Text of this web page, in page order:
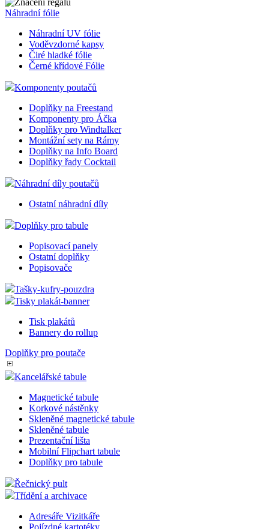
Náhradní fólie
Náhradní UV fólie
Voděvzdorné kapsy
Čiré hladké fólie
Černé křídové Fólie
Komponenty poutačů
Doplňky na Freestand
Komponenty pro Áčka
Doplňky pro Windtalker
Montážní sety na Rámy
Doplňky na Info Board
Doplňky řady Cocktail
Náhradní díly poutačů
Ostatní náhradní díly
Doplňky pro tabule
Popisovací panely
Ostatní doplňky
Popisovače
Tašky-kufry-pouzdra
Tisky plakát-banner
Tisk plakátů
Bannery do rollup
Doplňky pro poutače
Kancelářské tabule
Magnetické tabule
Korkové nástěnky
Skleněné magnetické tabule
Skleněné tabule
Prezentační lišta
Mobilní Flipchart tabule
Doplňky pro tabule
Řečnický pult
Třídění a archivace
Adresáře Vizitkáře